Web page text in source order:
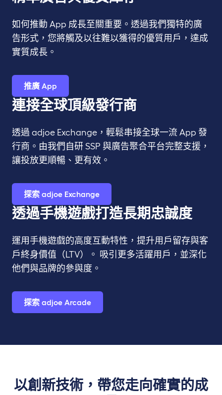
如何推動 App 成長至關重要。透過我們獨特的廣
告形式，您將觸及以往難以獲得的優質用戶，達成
實質成長。
推廣 App
連接全球頂級發行商
透過 adjoe Exchange，輕鬆串接全球一流 App 發
行商。由我們自研 SSP 與廣告聚合平台完整支援，
讓投放更順暢、更有效。
探索 adjoe Exchange
透過手機遊戲打造長期忠誠度
運用手機遊戲的高度互動特性，提升用戶留存與客
戶終身價值（LTV）。 吸引更多活躍用戶，並深化
他們與品牌的參與度。
探索 adjoe Arcade
以創新技術，帶您走向確實的成